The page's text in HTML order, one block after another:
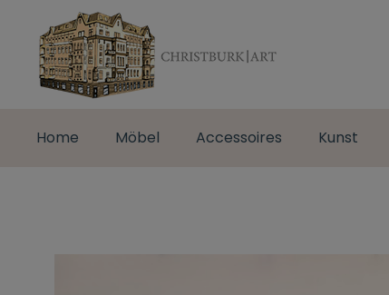
Home Möbel Accessoires Kunst